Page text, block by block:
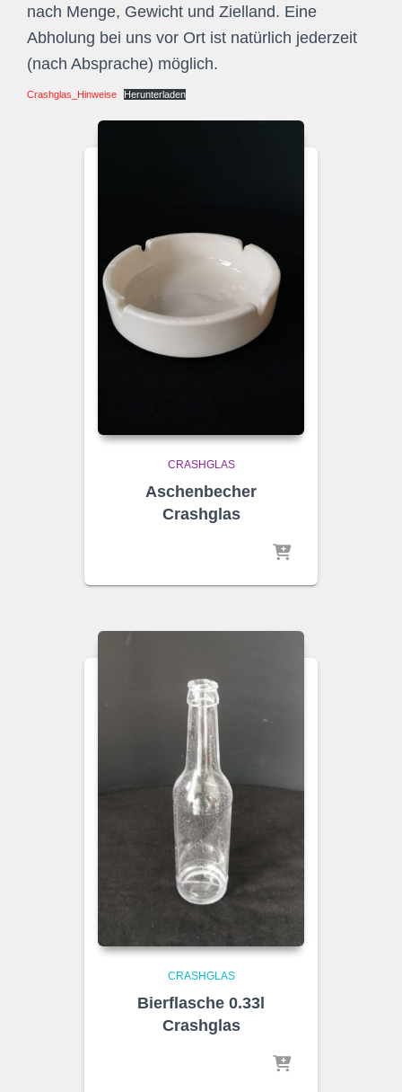
nach Menge, Gewicht und Zielland. Eine
Abholung bei uns vor Ort ist natürlich jederzeit
(nach Absprache) möglich.
Crashglas_Hinweise Herunterladen
CRASHGLAS
Aschenbecher
Crashglas
CRASHGLAS
Bierflasche 0.33l
Crashglas